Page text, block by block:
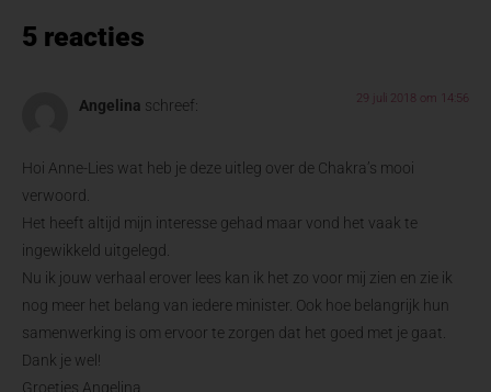
5 reacties
Angelina schreef: 29 juli 2018 om 14:56
Hoi Anne-Lies wat heb je deze uitleg over de Chakra’s mooi
verwoord.
Het heeft altijd mijn interesse gehad maar vond het vaak te
ingewikkeld uitgelegd.
Nu ik jouw verhaal erover lees kan ik het zo voor mij zien en zie ik
nog meer het belang van iedere minister. Ook hoe belangrijk hun
samenwerking is om ervoor te zorgen dat het goed met je gaat.
Dank je wel!
Groetjes Angelina